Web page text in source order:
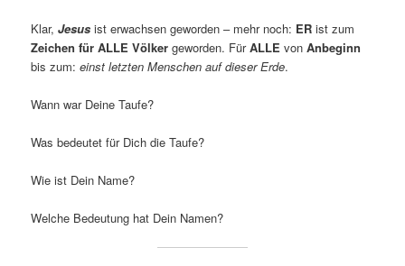
Klar,Jesusist erwachsen geworden – mehr noch: ERist zum
Zeichen für ALLE Völker geworden. FürALLEvonAnbeginn
bis zum:einst letzten Menschen auf dieser Erde.
Wann war Deine Taufe?
Was bedeutet für Dich die Taufe?
Wie ist Dein Name?
Welche Bedeutung hat Dein Namen?